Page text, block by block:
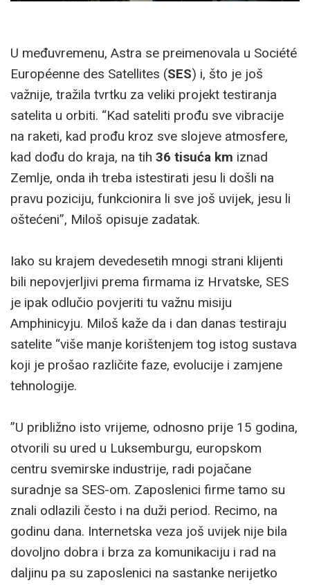
U međuvremenu, Astra se preimenovala u Société
Européenne des Satellites (SES) i, što je još
važnije, tražila tvrtku za veliki projekt testiranja
satelita u orbiti. “Kad sateliti prođu sve vibracije
na raketi, kad prođu kroz sve slojeve atmosfere,
kad dođu do kraja, na tih 36 tisuća km iznad
Zemlje, onda ih treba istestirati jesu li došli na
pravu poziciju, funkcionira li sve još uvijek, jesu li
oštećeni”, Miloš opisuje zadatak.
Iako su krajem devedesetih mnogi strani klijenti
bili nepovjerljivi prema firmama iz Hrvatske, SES
je ipak odlučio povjeriti tu važnu misiju
Amphinicyju. Miloš kaže da i dan danas testiraju
satelite “više manje korištenjem tog istog sustava
koji je prošao različite faze, evolucije i zamjene
tehnologije.
”U približno isto vrijeme, odnosno prije 15 godina,
otvorili su ured u Luksemburgu, europskom
centru svemirske industrije, radi pojačane
suradnje sa SES-om. Zaposlenici firme tamo su
znali odlazili često i na duži period. Recimo, na
godinu dana. Internetska veza još uvijek nije bila
dovoljno dobra i brza za komunikaciju i rad na
daljinu pa su zaposlenici na sastanke nerijetko